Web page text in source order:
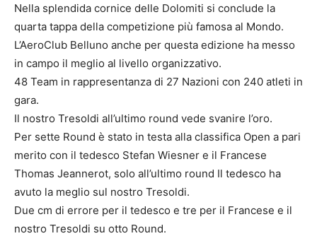
Nella splendida cornice delle Dolomiti si conclude la
quarta tappa della competizione più famosa al Mondo.
L’AeroClub Belluno anche per questa edizione ha messo
in campo il meglio al livello organizzativo.
48 Team in rappresentanza di 27 Nazioni con 240 atleti in
gara.
Il nostro Tresoldi all’ultimo round vede svanire l’oro.
Per sette Round è stato in testa alla classifica Open a pari
merito con il tedesco Stefan Wiesner e il Francese
Thomas Jeannerot, solo all’ultimo round Il tedesco ha
avuto la meglio sul nostro Tresoldi.
Due cm di errore per il tedesco e tre per il Francese e il
nostro Tresoldi su otto Round.